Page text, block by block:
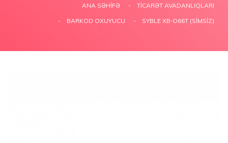
ANA SƏHIFƏ
TICARƏT AVADANLIQLARI
BARKOD OXUYUCU
SYBLE XB-D66T (SIMSIZ)